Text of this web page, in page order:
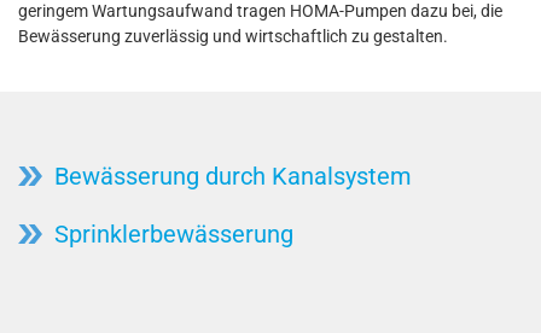
geringem Wartungsaufwand tragen HOMA-Pumpen dazu bei, die
Bewässerung zuverlässig und wirtschaftlich zu gestalten.
Bewässerung durch Kanalsystem
Sprinklerbewässerung